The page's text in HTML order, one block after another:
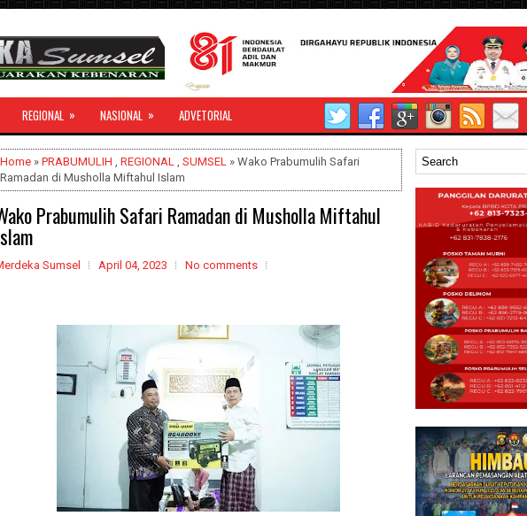
REGIONAL » NASIONAL » ADVETORIAL
Home » PRABUMULIH , REGIONAL , SUMSEL » Wako Prabumulih Safari
Ramadan di Musholla Miftahul Islam
Prabumulih Safari Ramadan di Musholla Miftahul
Sumsel April 04, 2023 No comments